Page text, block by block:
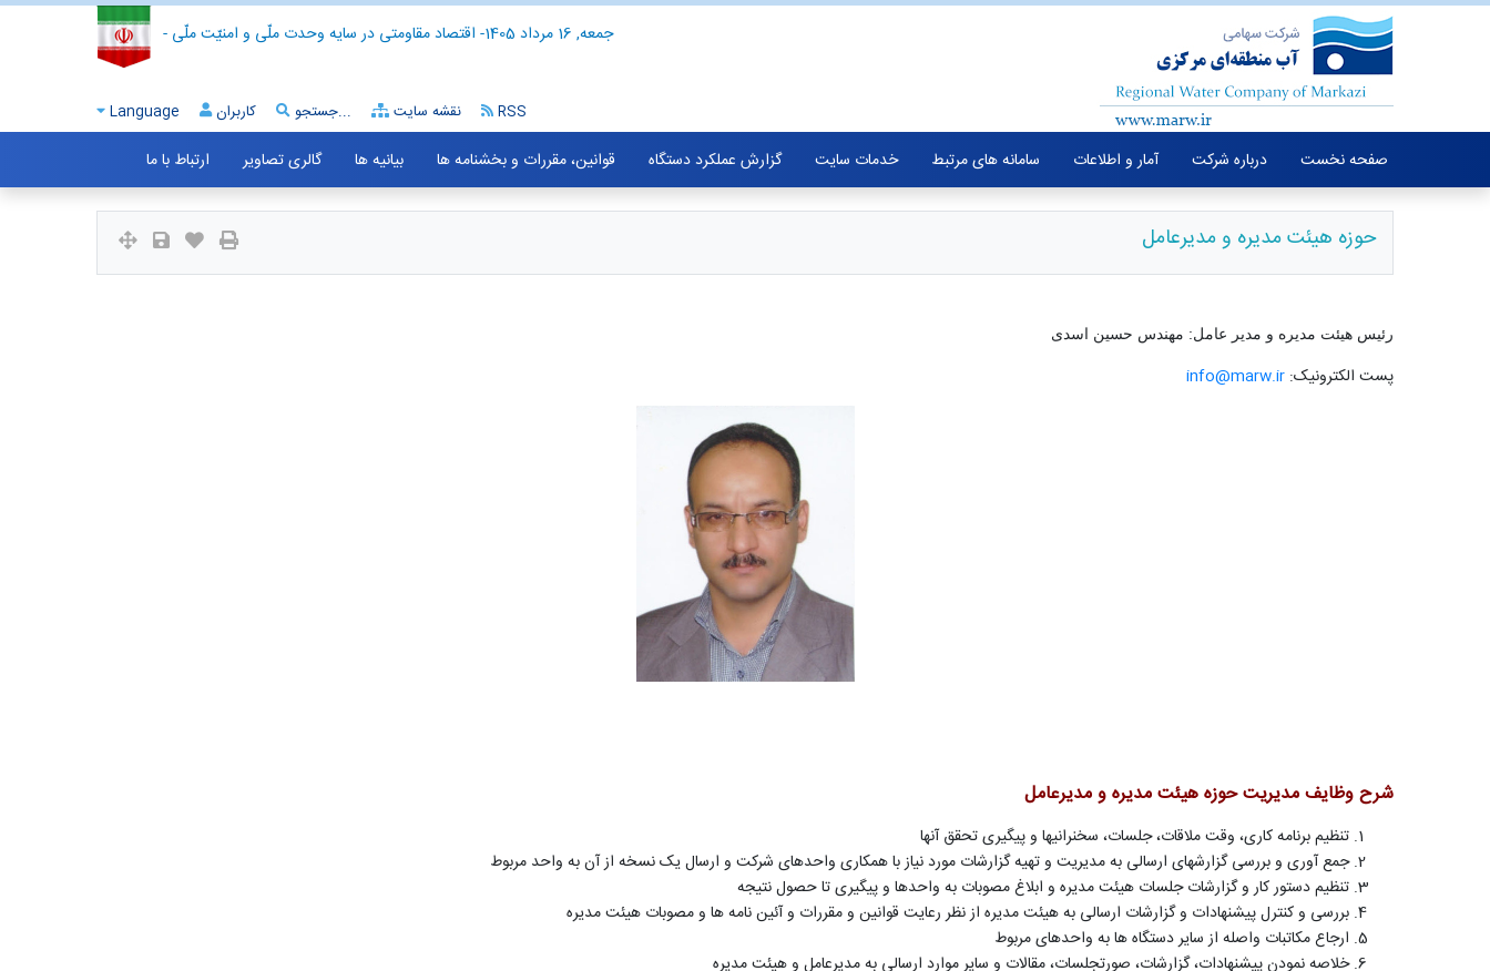
- اقتصاد مقاومتی در سایه وحدت ملّی و امنیّت ملّی - جمعه, 16 مرداد 1405
Language کاربران جستجو... نقشه سایت RSS
صفحه نخست درباره شرکت آمار و اطلاعات سامانه های مرتبط خدمات سایت گزارش عملکرد دستگاه قوانین، مقررات و بخشنامه ها بیانیه ها گالری تصاویر ارتباط با ما
حوزه هیئت مدیره و مدیرعامل
رئیس هیئت مدیره و مدیر عامل: مهندس حسین اسدی
پست الکترونیک: info@marw.ir
شرح وظایف مدیریت حوزه هیئت مدیره و مدیرعامل
تنظیم برنامه کاری، وقت ملاقات، جلسات، سخنرانیها و پیگیری تحقق آنها
جمع آوری و بررسی گزارشهای ارسالی به مدیریت و تهیه گزارشات مورد نیاز با همکاری واحدهای شرکت و ارسال یک نسخه از آن به واحد مربوط
تنظیم دستور کار و گزارشات جلسات هیئت مدیره و ابلاغ مصوبات به واحدها و پیگیری تا حصول نتیجه
بررسی و کنترل پیشنهادات و گزارشات ارسالی به هیئت مدیره از نظر رعایت قوانین و مقررات و آئین نامه ها و مصوبات هیئت مدیره
ارجاع مکاتبات واصله از سایر دستگاه ها به واحدهای مربوط
خلاصه نمودن پیشنهادات، گزارشات، صورتجلسات، مقالات و سایر موارد ارسالی به مدیرعامل و هیئت مدیره